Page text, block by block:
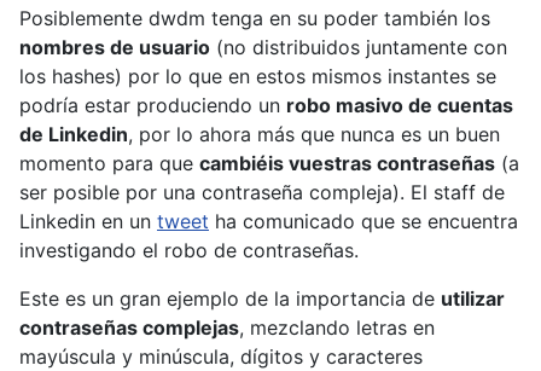
Posiblemente dwdm tenga en su poder también los
nombres de usuario (no distribuidos juntamente con
los hashes) por lo que en estos mismos instantes se
podría estar produciendo un robo masivo de cuentas
de Linkedin, por lo ahora más que nunca es un buen
momento para que cambiéis vuestras contraseñas (a
ser posible por una contraseña compleja). El staff de
Linkedin en un tweet ha comunicado que se encuentra
investigando el robo de contraseñas.
Este es un gran ejemplo de la importancia de utilizar
contraseñas complejas, mezclando letras en
mayúscula y minúscula, dígitos y caracteres